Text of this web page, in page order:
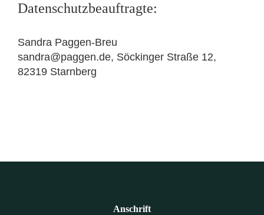
Datenschutzbeauftragte:
Sandra Paggen-Breu
sandra@paggen.de, Söckinger Straße 12,
82319 Starnberg
Anschrift